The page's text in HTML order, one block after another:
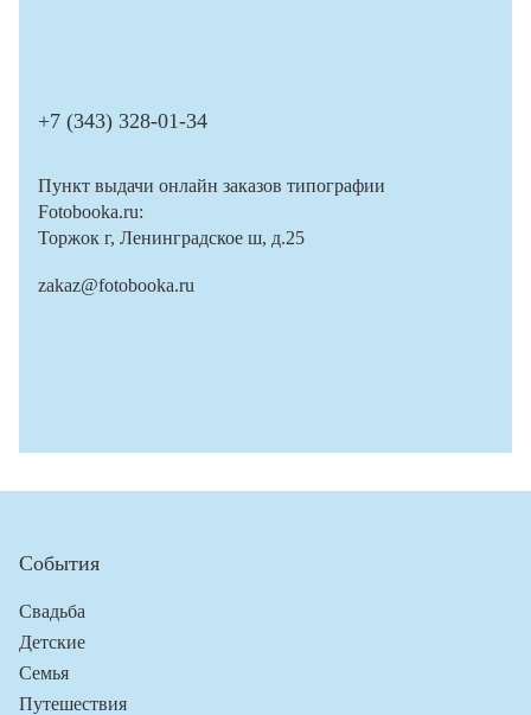
+7 (343) 328-01-34
Пункт выдачи онлайн заказов типографии
Fotobooka.ru:
Торжок г, Ленинградское ш, д.25
zakaz@fotobooka.ru
События
Свадьба
Детские
Семья
Путешествия